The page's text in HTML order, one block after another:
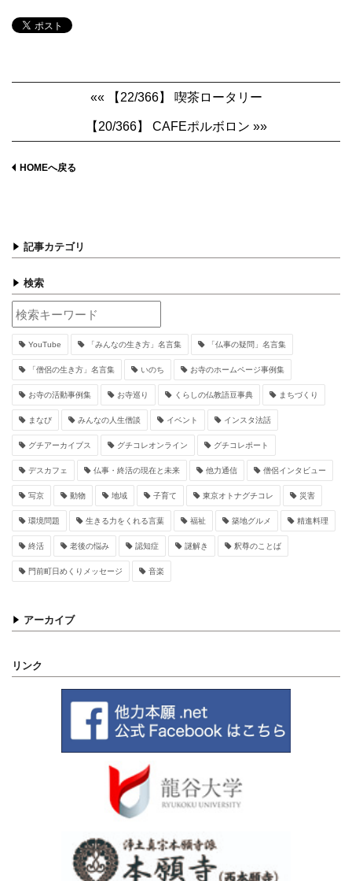
«« 【22/366】 喫茶ロータリー
【20/366】 CAFEポルボロン »»
HOMEへ戻る
記事カテゴリ
検索
YouTube 「みんなの生き方」名言集 「仏事の疑問」名言集
「僧侶の生き方」名言集 いのち お寺のホームページ事例集
お寺の活動事例集 お寺巡り くらしの仏教語豆事典 まちづくり
まなび みんなの人生僧談 イベント インスタ法話
グチアーカイブス グチコレオンライン グチコレポート
デスカフェ 仏事・終活の現在と未来 他力通信 僧侶インタビュー
写京 動物 地域 子育て 東京オトナグチコレ 災害
環境問題 生きる力をくれる言葉 福祉 築地グルメ 精進料理
終活 老後の悩み 認知症 謎解き 釈尊のことば
門前町日めくりメッセージ 音楽
アーカイブ
リンク